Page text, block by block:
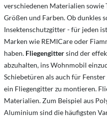
verschiedenen Materialien sowie
Größen und Farben. Ob dunkles
Insektenschutzgitter - für jeden
Marken wie REMICare oder
haben. Fliegengittersind der
abzuhalten, ins Wohnmobil
Schiebetüren als auch für
ein Fliegengitter zu montieren.
Materialien. Zum Beispiel aus
Aluminium sind die häufigsten